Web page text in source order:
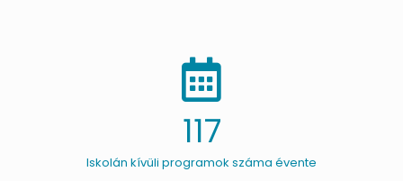
117
Iskolán kívüli programok száma évente